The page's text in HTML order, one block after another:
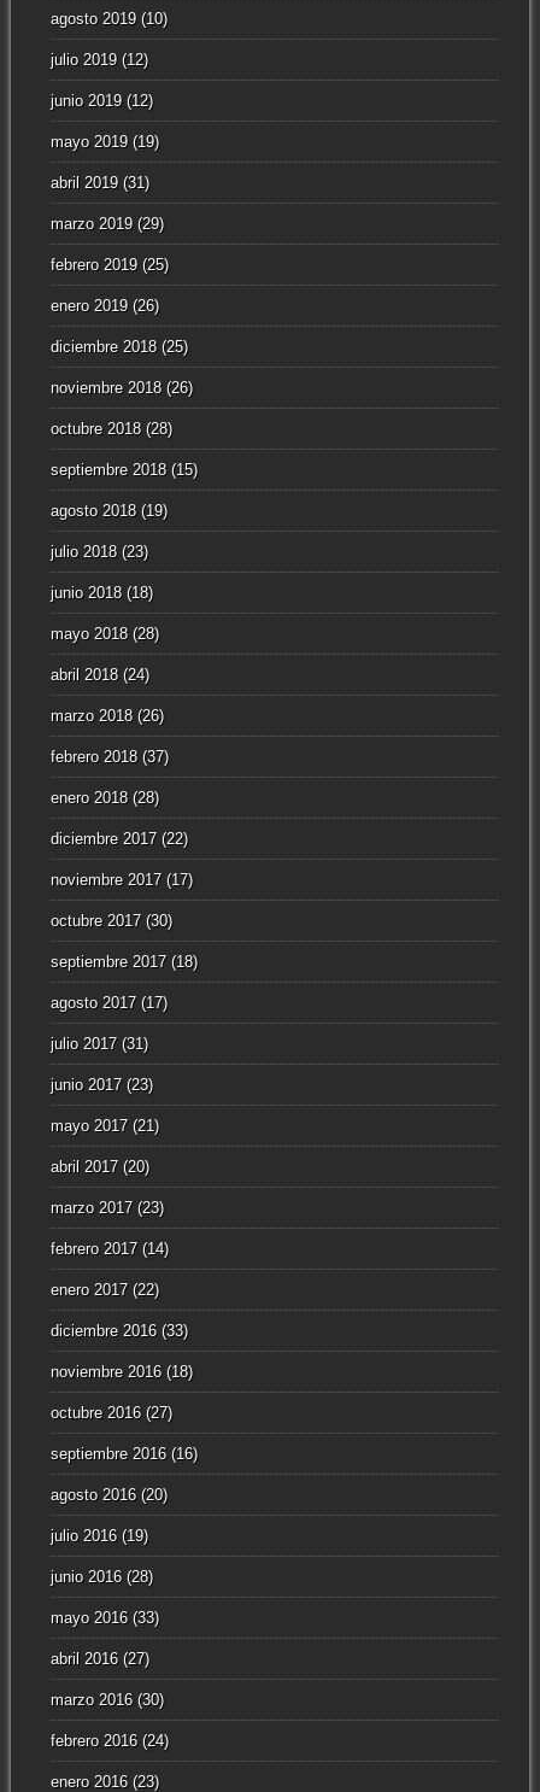
agosto 2019(10)
julio 2019(12)
junio 2019(12)
mayo 2019(19)
abril 2019(31)
marzo 2019(29)
febrero 2019(25)
enero 2019(26)
diciembre 2018(25)
noviembre 2018(26)
octubre 2018(28)
septiembre 2018(15)
agosto 2018(19)
julio 2018(23)
junio 2018(18)
mayo 2018(28)
abril 2018(24)
marzo 2018(26)
febrero 2018(37)
enero 2018(28)
diciembre 2017(22)
noviembre 2017(17)
octubre 2017(30)
septiembre 2017(18)
agosto 2017(17)
julio 2017(31)
junio 2017(23)
mayo 2017(21)
abril 2017(20)
marzo 2017(23)
febrero 2017(14)
enero 2017(22)
diciembre 2016(33)
noviembre 2016(18)
octubre 2016(27)
septiembre 2016(16)
agosto 2016(20)
julio 2016(19)
junio 2016(28)
mayo 2016(33)
abril 2016(27)
marzo 2016(30)
febrero 2016(24)
enero 2016(23)